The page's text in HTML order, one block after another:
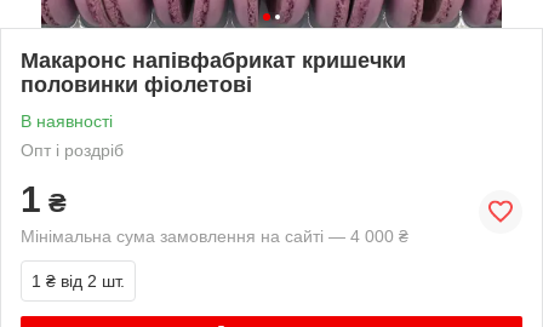
Макаронс напівфабрикат кришечки
половинки фіолетові
В наявності
Опт і роздріб
1 ₴
Мінімальна сума замовлення на сайті — 4 000 ₴
1 ₴ від 2 шт.